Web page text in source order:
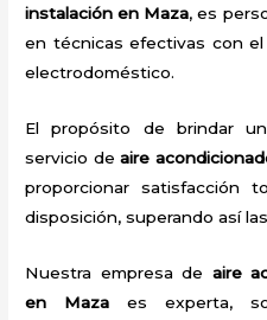
instalación en Maza, es
en técnicas efectivas con
electrodoméstico.
El propósito de brindar
servicio deaire
proporcionar satisfacción
disposición, superando así
Nuestra empresa de aire
en Maza es experta,